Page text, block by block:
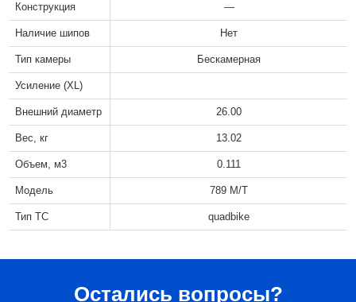
Конструкция —
Наличие шипов Нет
Тип камеры Бескамерная
Усиление (XL)
Внешний диаметр 26.00
Вес, кг 13.02
Объем, м3 0.111
Модель 789 M/T
Тип ТС quadbike
Остались вопросы?